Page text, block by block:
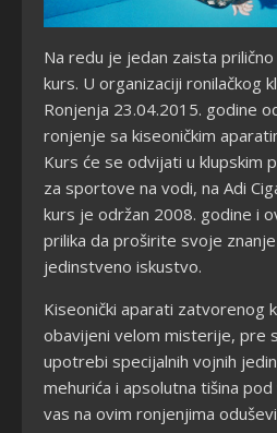
Na redu je jedan zaista
kurs. U organizaciji ronilačkog
Ronjenja 23.04.2015. godine
ronjenje sa kiseoničkim
Kurs će se odvijati u klupskim
za sportove na vodi, na Adi
kurs je održan 2008. godine i
prilika da proširite svoje
jedinstveno iskustvo.
Kiseonički aparati zatvorenog
obavijeni velom misterije, pre
upotrebi specijalnih vojnih
mehurića i apsolutna tišina
vas na ovim ronjenjima